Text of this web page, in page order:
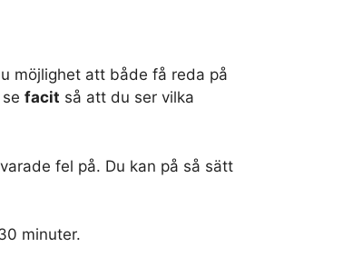
möjlighet att både få reda på
facit så att du ser vilka
fel på. Du kan på så sätt
minuter.